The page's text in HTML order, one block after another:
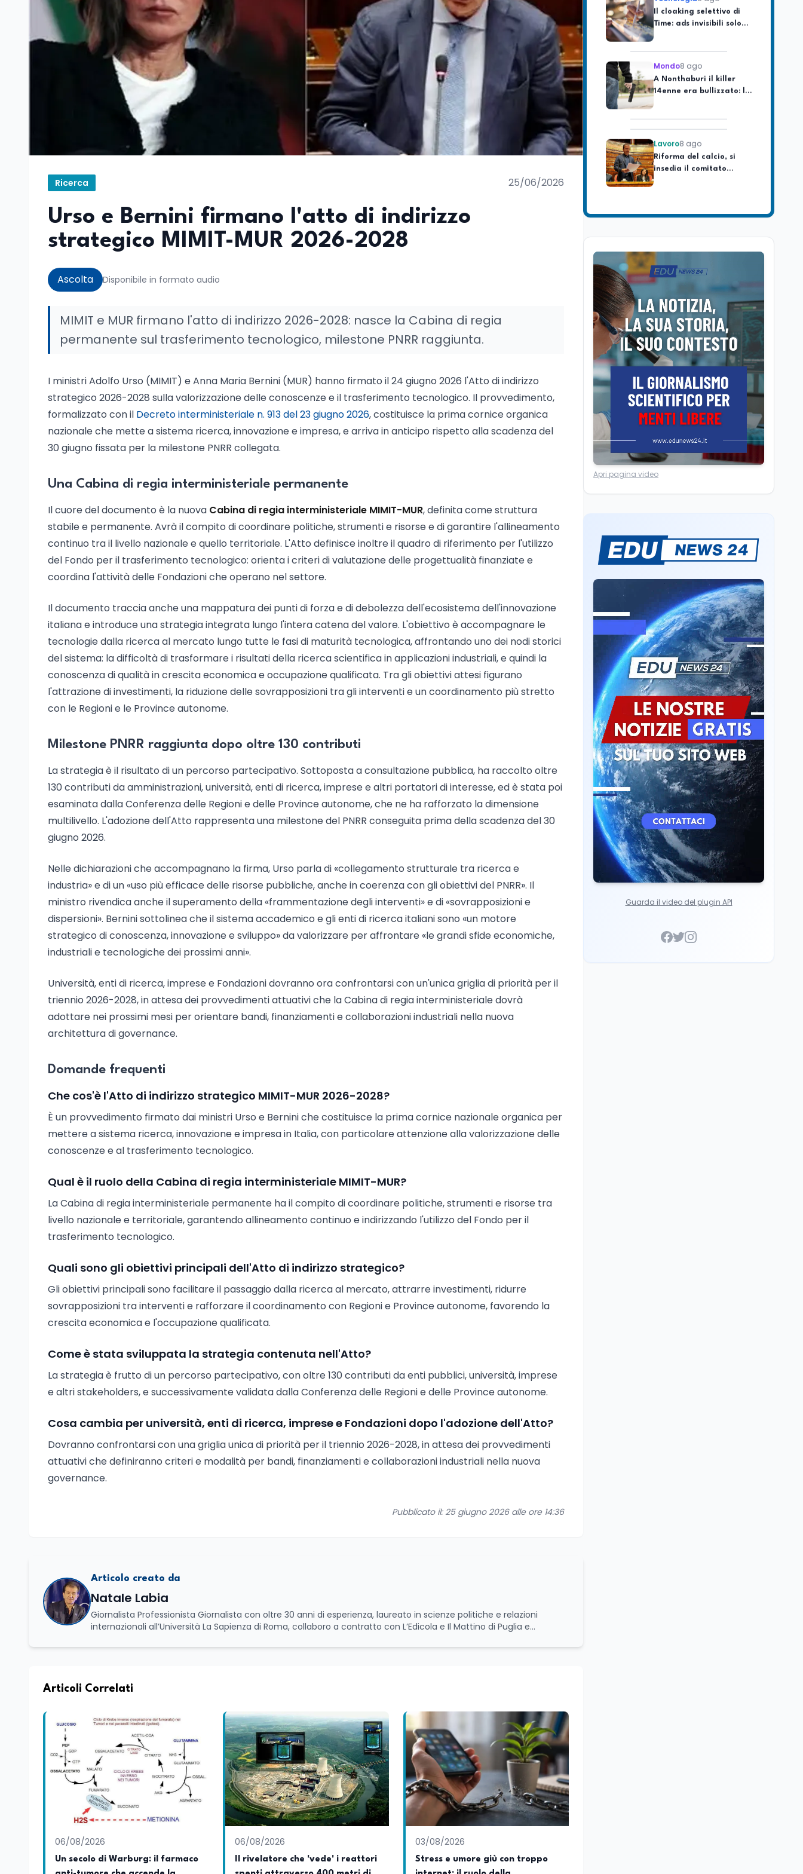
Ricerca 25/06/2026
Urso e Bernini firmano l'atto di indirizzo
strategico MIMIT-MUR 2026-2028
Ascolta Disponibile in formato audio
MIMIT e MUR firmano l'atto di indirizzo 2026-2028: nasce la Cabina di regia
permanente sul trasferimento tecnologico, milestone PNRR raggiunta.
I ministri Adolfo Urso (MIMIT) e Anna Maria Bernini (MUR) hanno firmato il 24 giugno 2026 l'Atto di indirizzo
strategico 2026-2028 sulla valorizzazione delle conoscenze e il trasferimento tecnologico. Il provvedimento,
formalizzato con il Decreto interministeriale n. 913 del 23 giugno 2026, costituisce la prima cornice organica
nazionale che mette a sistema ricerca, innovazione e impresa, e arriva in anticipo rispetto alla scadenza del
30 giugno fissata per la milestone PNRR collegata.
Una Cabina di regia interministeriale permanente
Il cuore del documento è la nuova Cabina di regia interministeriale MIMIT-MUR, definita come struttura
stabile e permanente. Avrà il compito di coordinare politiche, strumenti e risorse e di garantire l'allineamento
continuo tra il livello nazionale e quello territoriale. L'Atto definisce inoltre il quadro di riferimento per l'utilizzo
del Fondo per il trasferimento tecnologico: orienta i criteri di valutazione delle progettualità finanziate e
coordina l'attività delle Fondazioni che operano nel settore.
Il documento traccia anche una mappatura dei punti di forza e di debolezza dell'ecosistema dell'innovazione
italiana e introduce una strategia integrata lungo l'intera catena del valore. L'obiettivo è accompagnare le
tecnologie dalla ricerca al mercato lungo tutte le fasi di maturità tecnologica, affrontando uno dei nodi storici
del sistema: la difficoltà di trasformare i risultati della ricerca scientifica in applicazioni industriali, e quindi la
conoscenza di qualità in crescita economica e occupazione qualificata. Tra gli obiettivi attesi figurano
l'attrazione di investimenti, la riduzione delle sovrapposizioni tra gli interventi e un coordinamento più stretto
con le Regioni e le Province autonome.
Milestone PNRR raggiunta dopo oltre 130 contributi
La strategia è il risultato di un percorso partecipativo. Sottoposta a consultazione pubblica, ha raccolto oltre
130 contributi da amministrazioni, università, enti di ricerca, imprese e altri portatori di interesse, ed è stata poi
esaminata dalla Conferenza delle Regioni e delle Province autonome, che ne ha rafforzato la dimensione
multilivello. L'adozione dell'Atto rappresenta una milestone del PNRR conseguita prima della scadenza del 30
giugno 2026.
Nelle dichiarazioni che accompagnano la firma, Urso parla di «collegamento strutturale tra ricerca e
industria» e di un «uso più efficace delle risorse pubbliche, anche in coerenza con gli obiettivi del PNRR». Il
ministro rivendica anche il superamento della «frammentazione degli interventi» e di «sovrapposizioni e
dispersioni». Bernini sottolinea che il sistema accademico e gli enti di ricerca italiani sono «un motore
strategico di conoscenza, innovazione e sviluppo» da valorizzare per affrontare «le grandi sfide economiche,
industriali e tecnologiche dei prossimi anni».
Università, enti di ricerca, imprese e Fondazioni dovranno ora confrontarsi con un'unica griglia di priorità per il
triennio 2026-2028, in attesa dei provvedimenti attuativi che la Cabina di regia interministeriale dovrà
adottare nei prossimi mesi per orientare bandi, finanziamenti e collaborazioni industriali nella nuova
architettura di governance.
Domande frequenti
Che cos'è l'Atto di indirizzo strategico MIMIT-MUR 2026-2028?
È un provvedimento firmato dai ministri Urso e Bernini che costituisce la prima cornice nazionale organica per
mettere a sistema ricerca, innovazione e impresa in Italia, con particolare attenzione alla valorizzazione delle
conoscenze e al trasferimento tecnologico.
Qual è il ruolo della Cabina di regia interministeriale MIMIT-MUR?
La Cabina di regia interministeriale permanente ha il compito di coordinare politiche, strumenti e risorse tra
livello nazionale e territoriale, garantendo allineamento continuo e indirizzando l'utilizzo del Fondo per il
trasferimento tecnologico.
Quali sono gli obiettivi principali dell'Atto di indirizzo strategico?
Gli obiettivi principali sono facilitare il passaggio dalla ricerca al mercato, attrarre investimenti, ridurre
sovrapposizioni tra interventi e rafforzare il coordinamento con Regioni e Province autonome, favorendo la
crescita economica e l'occupazione qualificata.
Come è stata sviluppata la strategia contenuta nell'Atto?
La strategia è frutto di un percorso partecipativo, con oltre 130 contributi da enti pubblici, università, imprese
e altri stakeholders, e successivamente validata dalla Conferenza delle Regioni e delle Province autonome.
Cosa cambia per università, enti di ricerca, imprese e Fondazioni dopo l'adozione dell'Atto?
Dovranno confrontarsi con una griglia unica di priorità per il triennio 2026-2028, in attesa dei provvedimenti
attuativi che definiranno criteri e modalità per bandi, finanziamenti e collaborazioni industriali nella nuova
governance.
Pubblicato il: 25 giugno 2026 alle ore 14:36
Articolo creato da
Natale Labia
Giornalista Professionista Giornalista con oltre 30 anni di esperienza, laureato in scienze politiche e relazioni
internazionali all’Università La Sapienza di Roma, collaboro a contratto con L’Edicola e Il Mattino di Puglia e
dell’Istruzione. In particolare, scrivendo delle attività istituzionali con un focus sia sulle iniziative e sui programmi
unico di Italialab srl con cui curo uffici stampa pubblici e privati e sviluppo programmi di valorizzazione culturale e
scritto i volumi Il sindaco di Tutti, edito da Il Castello editore e Dal Rosso al Nero. Ho partecipato al volume
collettivo edito dalla Fondazione Tatarella e da Giubilei Regnani editore sui trent’anni dalla fondazione di Alleanza
nazionale. Per tre legislature sono stato collaboratore parlamentare occupandomi di legge di bilancio e di
politiche agroalimentari con particolare riferimento all’export del Made in Italy e al contrasto dell’Italian sounding,
collaborando con le Camera di commercio italiane all’estero. Appassionato di storia, di sociologia e di costume,
spesso racconto all’interno delle collaborazioni giornalistiche i cambiamenti della società italiana e internazionale
attraverso gli usi, le abitudini e i protagonisti che hanno accompagnato negli anni lo sviluppo e la crescita sociale
e culturale. Pugliese di nascita, vivo a Roma o in un ipotetico altrove.
Articoli Correlati
06/08/2026
Un secolo di Warburg: il farmaco
06/08/2026
Il rivelatore che 'vede' i reattori
03/08/2026
Stress e umore giù con troppo
Time: ads invisibili solo
per i chatbot AI
Mondo8 ago
A Nonthaburi il killer
14enne era bullizzato: la
CZ-75 era del nonno
Lavoro8 ago
Riforma del calcio, si
insedia il comitato
ristretto al Senato. La
dei minatori morti a
Marcinelle nel 1956
Università
Università statali, il
sale a 9,415 miliardi, c'è
la firma della ministra
Bernini sul decreto
Tecnologia8 ago
Il cloaking selettivo di
Time: ads invisibili solo
per i chatbot AI
Mondo8 ago
A Nonthaburi il killer
14enne era bullizzato: la
Lavoro8 ago
Riforma del calcio, si
Mario Occhiuto
Mondo
L'8 agosto è la Giornata
europea in memoria
Istituita dal Parlamento
di Strasburgo in ricordo
dei minatori morti a
Marcinelle nel 1956
Università8 ago
Università statali, il
Fondo ordinario 2026
sale a 9,415 miliardi, c'è
la firma della ministra
Bernini sul decreto
Tecnologia8 ago
Il cloaking selettivo di
Time: ads invisibili solo
per i chatbot AI
Mondo8 ago
A Nonthaburi il killer
14enne era bullizzato: la
CZ-75 era del nonno
Apri pagina video
Guarda il video del plugin API